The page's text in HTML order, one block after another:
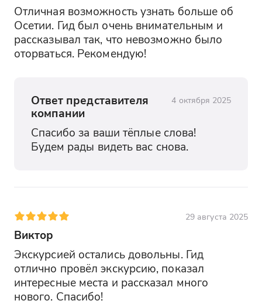
Отличная возможность узнать больше об
Осетии. Гид был очень внимательным и
рассказывал так, что невозможно было
оторваться. Рекомендую!
Ответ представителя
компании
4 октября 2025
Спасибо за ваши тёплые слова!
Будем рады видеть вас снова.
29 августа 2025
Виктор
Экскурсией остались довольны. Гид
отлично провёл экскурсию, показал
интересные места и рассказал много
нового. Спасибо!